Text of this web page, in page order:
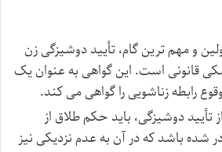
و مهم ترین گام، تأیید دوشیزگی زن
قانونی است. این گواهی به عنوان یک
رابطه زناشویی را گواهی می کند.
تأیید دوشیزگی، باید حکم طلاق از
شده باشد که در آن به عدم نزدیکی نیز